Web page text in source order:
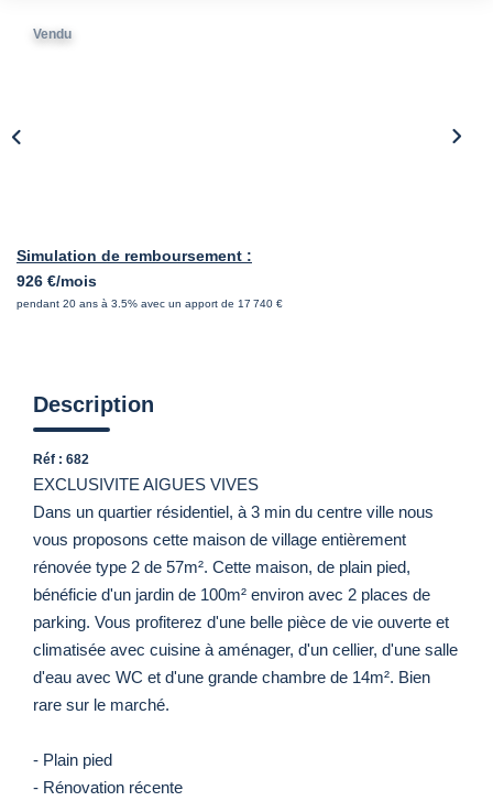
Vendu
Simulation de remboursement :
926 €/mois
pendant 20 ans à 3.5% avec un apport de 17 740 €
Description
Réf : 682
EXCLUSIVITE AIGUES VIVES
Dans un quartier résidentiel, à 3 min du centre ville nous
vous proposons cette maison de village entièrement
rénovée type 2 de 57m². Cette maison, de plain pied,
bénéficie d'un jardin de 100m² environ avec 2 places de
parking. Vous profiterez d'une belle pièce de vie ouverte et
climatisée avec cuisine à aménager, d'un cellier, d'une salle
d'eau avec WC et d'une grande chambre de 14m². Bien
rare sur le marché.
- Plain pied
- Rénovation récente